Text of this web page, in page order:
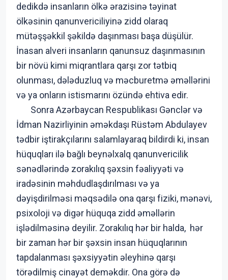
dedikdə insanların ölkə ərazisinə təyinat
ölkəsinin qanunvericiliyinə zidd olaraq
mütəşşəkkil şəkildə daşınması başa düşülür.
İnasan alveri insanların qanunsuz daşınmasının
bir növü kimi miqrantlara qarşı zor tətbiq
olunması, dələduzluq və məcburetmə əməllərini
və ya onların istismarını özündə ehtiva edir.
Sonra Azərbaycan Respublikası Gənclər və
İdman Nazirliyinin əməkdaşı Rüstəm Abdulayev
tədbir iştirakçılarını salamlayaraq bildirdi ki, insan
hüquqları ilə bağlı beynəlxalq qanunvericilik
sənədlərində zorakılıq şəxsin fəaliyyəti və
iradəsinin məhdudlaşdırılması və ya
dəyişdirilməsi məqsədilə ona qarşı fiziki, mənəvi,
psixoloji və digər hüquqa zidd əməllərin
işlədilməsinə deyilir. Zorakılıq hər bir halda, hər
bir zaman hər bir şəxsin insan hüquqlarının
tapdalanması şəxsiyyətin əleyhinə qarşı
törədilmiş cinayət deməkdir. Ona görə də